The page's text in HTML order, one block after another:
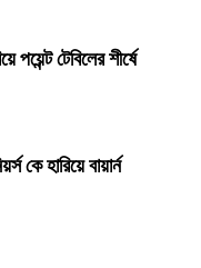
পয়েন্ট টেবিলের শীর্ষে
কে হারিয়ে বায়ার্ন